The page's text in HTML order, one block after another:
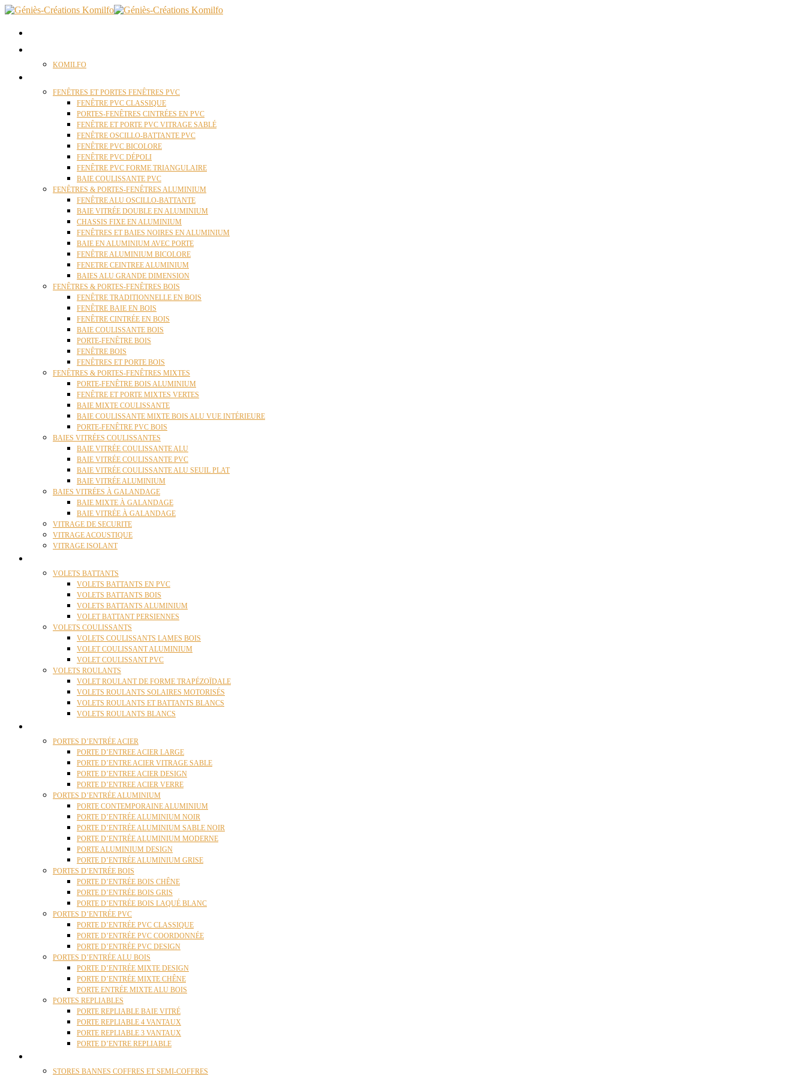
KOMILFO
FENÊTRES ET PORTES FENÊTRES PVC
FENÊTRE PVC CLASSIQUE
PORTES-FENÊTRES CINTRÉES EN PVC
FENÊTRE ET PORTE PVC VITRAGE SABLÉ
FENÊTRE OSCILLO-BATTANTE PVC
FENÊTRE PVC BICOLORE
FENÊTRE PVC DÉPOLI
FENÊTRE PVC FORME TRIANGULAIRE
BAIE COULISSANTE PVC
FENÊTRES & PORTES-FENÊTRES ALUMINIUM
FENÊTRE ALU OSCILLO-BATTANTE
BAIE VITRÉE DOUBLE EN ALUMINIUM
CHASSIS FIXE EN ALUMINIUM
FENÊTRES ET BAIES NOIRES EN ALUMINIUM
BAIE EN ALUMINIUM AVEC PORTE
FENÊTRE ALUMINIUM BICOLORE
FENETRE CEINTREE ALUMINIUM
BAIES ALU GRANDE DIMENSION
FENÊTRES & PORTES-FENÊTRES BOIS
FENÊTRE TRADITIONNELLE EN BOIS
FENÊTRE BAIE EN BOIS
FENÊTRE CINTRÉE EN BOIS
BAIE COULISSANTE BOIS
PORTE-FENÊTRE BOIS
FENÊTRE BOIS
FENÊTRES ET PORTE BOIS
FENÊTRES & PORTES-FENÊTRES MIXTES
PORTE-FENÊTRE BOIS ALUMINIUM
FENÊTRE ET PORTE MIXTES VERTES
BAIE MIXTE COULISSANTE
BAIE COULISSANTE MIXTE BOIS ALU VUE INTÉRIEURE
PORTE-FENÊTRE PVC BOIS
BAIES VITRÉES COULISSANTES
BAIE VITRÉE COULISSANTE ALU
BAIE VITRÉE COULISSANTE PVC
BAIE VITRÉE COULISSANTE ALU SEUIL PLAT
BAIE VITRÉE ALUMINIUM
BAIES VITRÉES À GALANDAGE
BAIE MIXTE À GALANDAGE
BAIE VITRÉE À GALANDAGE
VITRAGE DE SECURITE
VITRAGE ACOUSTIQUE
VITRAGE ISOLANT
VOLETS BATTANTS
VOLETS BATTANTS EN PVC
VOLETS BATTANTS BOIS
VOLETS BATTANTS ALUMINIUM
VOLET BATTANT PERSIENNES
VOLETS COULISSANTS
VOLETS COULISSANTS LAMES BOIS
VOLET COULISSANT ALUMINIUM
VOLET COULISSANT PVC
VOLETS ROULANTS
VOLET ROULANT DE FORME TRAPÉZOÏDALE
VOLETS ROULANTS SOLAIRES MOTORISÉS
VOLETS ROULANTS ET BATTANTS BLANCS
VOLETS ROULANTS BLANCS
PORTES D’ENTRÉE ACIER
PORTE D’ENTREE ACIER LARGE
PORTE D’ENTRE ACIER VITRAGE SABLE
PORTE D’ENTREE ACIER DESIGN
PORTE D’ENTREE ACIER VERRE
PORTES D’ENTRÉE ALUMINIUM
PORTE CONTEMPORAINE ALUMINIUM
PORTE D’ENTRÉE ALUMINIUM NOIR
PORTE D’ENTRÉE ALUMINIUM SABLE NOIR
PORTE D’ENTRÉE ALUMINIUM MODERNE
PORTE ALUMINIUM DESIGN
PORTE D’ENTRÉE ALUMINIUM GRISE
PORTES D’ENTRÉE BOIS
PORTE D’ENTRÉE BOIS CHÊNE
PORTE D’ENTRÉE BOIS GRIS
PORTE D’ENTRÉE BOIS LAQUÉ BLANC
PORTES D’ENTRÉE PVC
PORTE D’ENTRÉE PVC CLASSIQUE
PORTE D’ENTRÉE PVC COORDONNÉE
PORTE D’ENTRÉE PVC DESIGN
PORTES D’ENTRÉE ALU BOIS
PORTE D’ENTRÉE MIXTE DESIGN
PORTE D’ENTRÉE MIXTE CHÊNE
PORTE ENTRÉE MIXTE ALU BOIS
PORTES REPLIABLES
PORTE REPLIABLE BAIE VITRÉ
PORTE REPLIABLE 4 VANTAUX
PORTE REPLIABLE 3 VANTAUX
PORTE D’ENTRE REPLIABLE
STORES BANNES COFFRES ET SEMI-COFFRES